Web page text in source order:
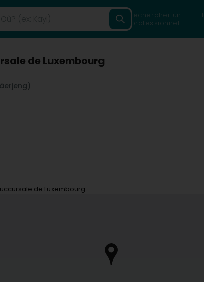
Rechercher un
professionnel
de Luxembourg
de Luxembourg